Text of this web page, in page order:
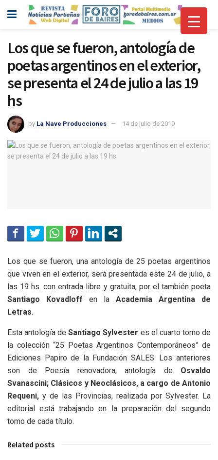
Los que se fueron, antología de
poetas argentinos en el exterior,
se presenta el 24 de julio a las 19
hs
by La Nave Producciones 14 de julio de 2019
Los que se fueron, una antología de 25 poetas argentinos
que viven en el exterior, será presentada este 24 de julio, a
las 19 hs. con entrada libre y gratuita, por el también poeta
Santiago Kovadloff en la Academia Argentina de
Letras.
Esta antología deSantiago Sylvester es el cuarto tomo de
la colección “25 Poetas Argentinos Contemporáneos” de
Ediciones Papiro de la Fundación SALES. Los anteriores
son de Poesía renovadora, antología de Osvaldo
Svanascini; Clásicos y Neoclásicos, a cargo de Antonio
Requeni, y de las Provincias, realizada por Sylvester. La
editorial está trabajando en la preparación del segundo
tomo de cada título.
Related posts